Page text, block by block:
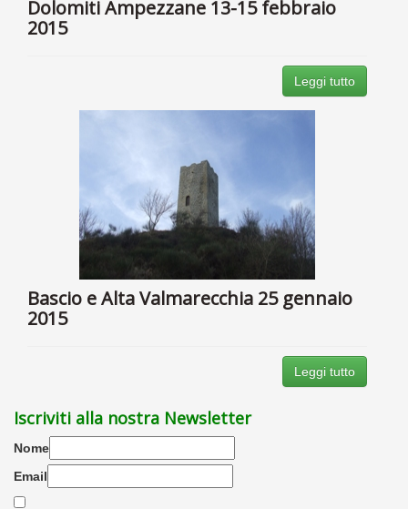
Dolomiti Ampezzane 13-15 febbraio
2015
Leggi tutto
Bascio e Alta Valmarecchia 25 gennaio
2015
Leggi tutto
Iscriviti alla nostra Newsletter
Nome
Email